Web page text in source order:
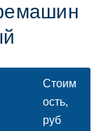
Стоим
ость,
руб